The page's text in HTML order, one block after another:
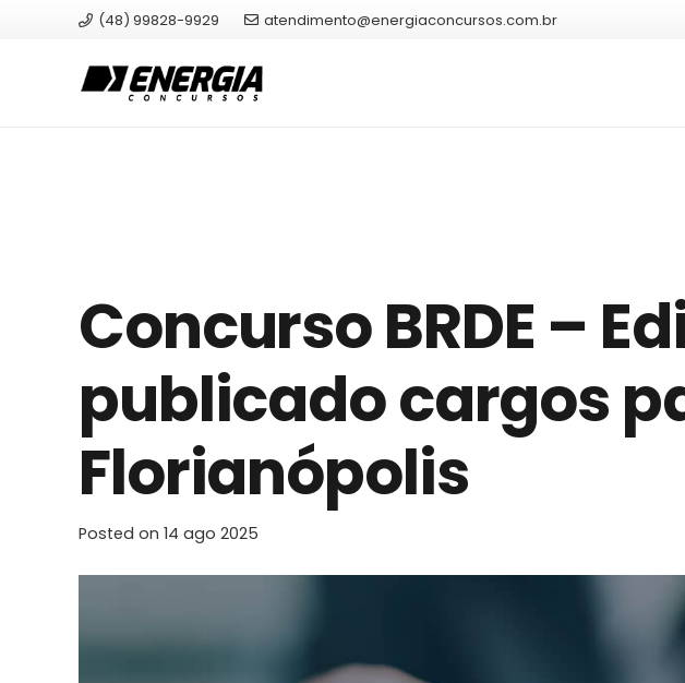
(48) 99828-9929 atendimento@energiaconcursos.com.br
Concurso BRDE –
publicado cargos
Florianópolis
Posted on 14 ago 2025